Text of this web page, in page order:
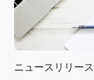
ニュースリリース